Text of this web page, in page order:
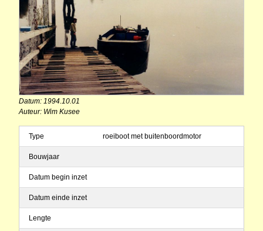
Datum: 1994.10.01
Auteur: Wim Kusee
Type roeiboot met buitenboordmotor
Bouwjaar
Datum begin inzet
Datum einde inzet
Lengte